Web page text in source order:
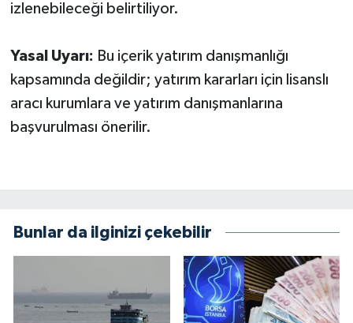
izlenebileceği belirtiliyor.
Yasal Uyarı: Bu içerik yatırım danışmanlığı
kapsamında değildir; yatırım kararları için lisanslı
aracı kurumlara ve yatırım danışmanlarına
başvurulması önerilir.
Bunlar da ilginizi çekebilir